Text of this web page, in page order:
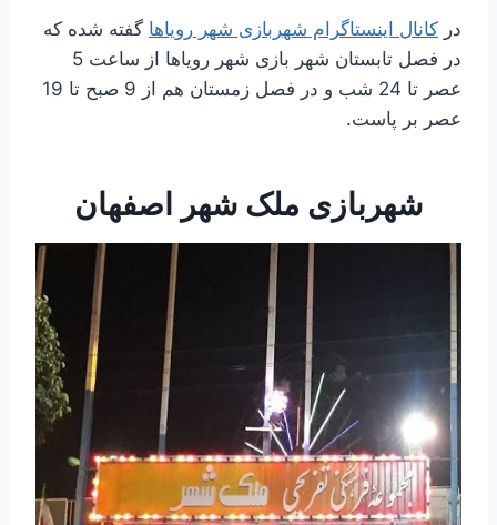
در کانال اینستاگرام شهربازی شهر رویاها گفته شده که
در فصل تابستان شهر بازی شهر رویاها از ساعت 5
عصر تا 24 شب و در فصل زمستان هم از 9 صبح تا 19
عصر بر پاست.
شهربازی ملک شهر اصفهان